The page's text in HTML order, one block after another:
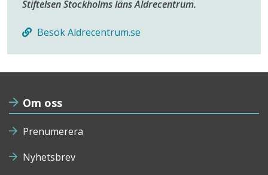
Stiftelsen Stockholms läns Äldrecentrum.
Besök Aldrecentrum.se
Om oss
Prenumerera
Nyhetsbrev